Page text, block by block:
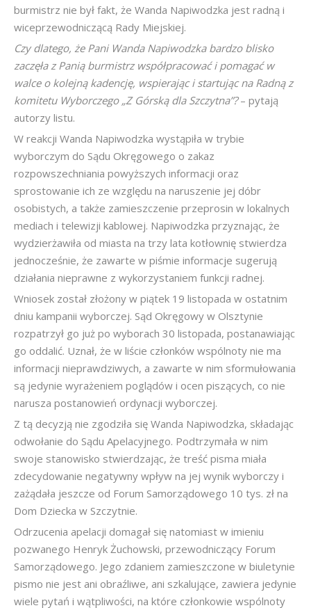
burmistrz nie był fakt, że Wanda Napiwodzka jest radną i
wiceprzewodniczącą Rady Miejskiej.
Czy dlatego, że Pani Wanda Napiwodzka bardzo blisko
zaczęła z Panią burmistrz współpracować i pomagać w
walce o kolejną kadencję, wspierając i startując na Radną z
komitetu Wyborczego „Z Górską dla Szczytna”?– pytają
autorzy listu.
W reakcji Wanda Napiwodzka wystąpiła w trybie
wyborczym do Sądu Okręgowego o zakaz
rozpowszechniania powyższych informacji oraz
sprostowanie ich ze względu na naruszenie jej dóbr
osobistych, a także zamieszczenie przeprosin w lokalnych
mediach i telewizji kablowej. Napiwodzka przyznając, że
wydzierżawiła od miasta na trzy lata kotłownię stwierdza
jednocześnie, że zawarte w piśmie informacje sugerują
działania nieprawne z wykorzystaniem funkcji radnej.
Wniosek został złożony w piątek 19 listopada w ostatnim
dniu kampanii wyborczej. Sąd Okręgowy w Olsztynie
rozpatrzył go już po wyborach 30 listopada, postanawiając
go oddalić. Uznał, że w liście członków wspólnoty nie ma
informacji nieprawdziwych, a zawarte w nim sformułowania
są jedynie wyrażeniem poglądów i ocen piszących, co nie
narusza postanowień ordynacji wyborczej.
Z tą decyzją nie zgodziła się Wanda Napiwodzka, składając
odwołanie do Sądu Apelacyjnego. Podtrzymała w nim
swoje stanowisko stwierdzając, że treść pisma miała
zdecydowanie negatywny wpływ na jej wynik wyborczy i
zażądała jeszcze od Forum Samorządowego 10 tys. zł na
Dom Dziecka w Szczytnie.
Odrzucenia apelacji domagał się natomiast w imieniu
pozwanego Henryk Żuchowski, przewodniczący Forum
Samorządowego. Jego zdaniem zamieszczone w biuletynie
pismo nie jest ani obraźliwe, ani szkalujące, zawiera jedynie
wiele pytań i wątpliwości, na które członkowie wspólnoty